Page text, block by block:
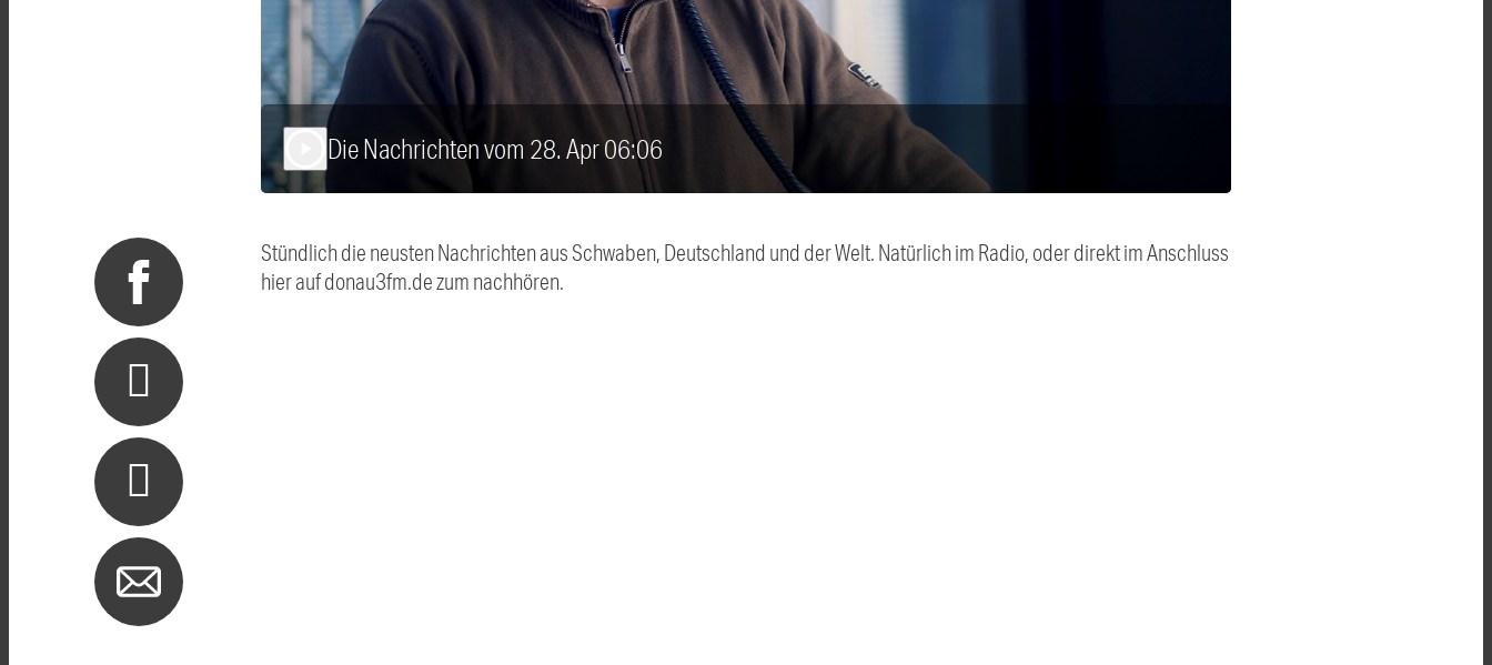
Die Nachrichten vom 28. Apr 06:06
Stündlich die neusten Nachrichten aus Schwaben, Deutschland und der Welt. Natürlich im Radio, oder direkt im Anschluss
hier auf donau3fm.de zum nachhören.